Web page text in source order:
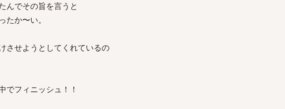
んでその旨を言うと
か〜い。
させようとしてくれているの
でフィニッシュ！！